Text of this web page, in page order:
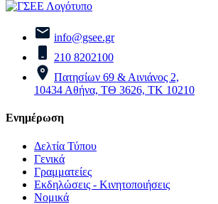
info@gsee.gr
210 8202100
Πατησίων 69 & Αινιάνος 2,
10434 Αθήνα, ΤΘ 3626, ΤΚ 10210
Ενημέρωση
Δελτία Τύπου
Γενικά
Γραμματείες
Εκδηλώσεις - Κινητοποιήσεις
Νομικά